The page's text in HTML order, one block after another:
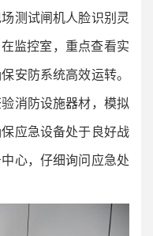
测试闸机人脸识别灵
监控室，重点查看实
安防系统高效运转。
消防设施器材，模拟
应急设备处于良好战
心，仔细询问应急处